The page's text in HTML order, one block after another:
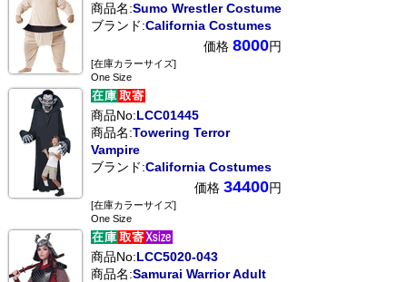
商品名:Sumo Wrestler Costume
ブランド:California Costumes
価格 8000円
[在庫カラーサイズ]
One Size
商品No:LCC01445
商品名:Towering Terror
Vampire
ブランド:California Costumes
価格 34400円
[在庫カラーサイズ]
One Size
商品No:LCC5020-043
商品名:Samurai Warrior Adult